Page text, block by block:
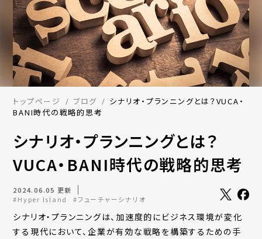
トップページ ブログ
シナリオ・プランニングとは？VUCA・
BANI時代の戦略的思考
シナリオ・プランニングとは？
VUCA・BANI時代の戦略的思考
2024.06.05 更新
#Hyper Island
#フューチャーシナリオ
シナリオ・プランニングは、加速度的にビジネス環境が変化
する現代において、企業が有効な戦略を構築するための手